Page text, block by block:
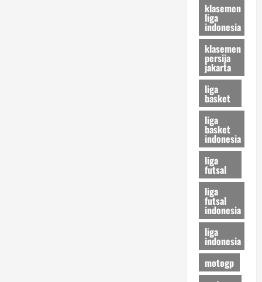
klasemen
liga
indonesia
klasemen
persija
jakarta
liga
basket
liga
basket
indonesia
liga
futsal
liga
futsal
indonesia
liga
indonesia
motogp